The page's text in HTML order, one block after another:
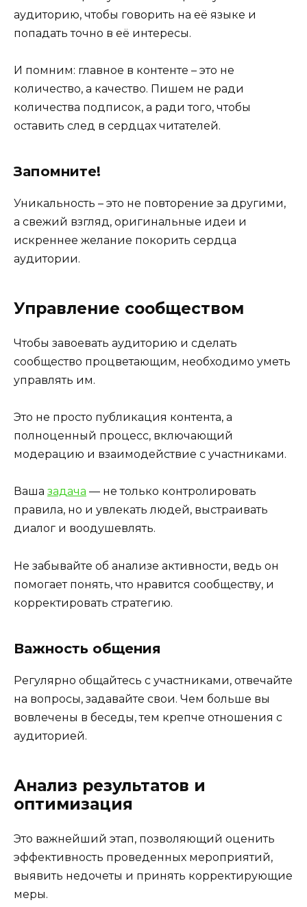
аудиторию, чтобы говорить на её языке и
попадать точно в её интересы.
И помним: главное в контенте – это не
количество, а качество. Пишем не ради
количества подписок, а ради того, чтобы
оставить след в сердцах читателей.
Запомните!
Уникальность – это не повторение за другими,
а свежий взгляд, оригинальные идеи и
искреннее желание покорить сердца
аудитории.
Управление сообществом
Чтобы завоевать аудиторию и сделать
сообщество процветающим, необходимо уметь
управлять им.
Это не просто публикация контента, а
полноценный процесс, включающий
модерацию и взаимодействие с участниками.
Ваша задача — не только контролировать
правила, но и увлекать людей, выстраивать
диалог и воодушевлять.
Не забывайте об анализе активности, ведь он
помогает понять, что нравится сообществу, и
корректировать стратегию.
Важность общения
Регулярно общайтесь с участниками, отвечайте
на вопросы, задавайте свои. Чем больше вы
вовлечены в беседы, тем крепче отношения с
аудиторией.
Анализ результатов и
оптимизация
Это важнейший этап, позволяющий оценить
эффективность проведенных мероприятий,
выявить недочеты и принять корректирующие
меры.